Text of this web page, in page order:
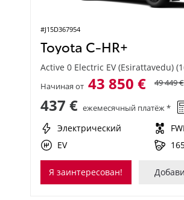
#J15D367954
Toyota C-HR+
Active 0 Electric EV (Esirattavedu)
Начиная от 43 850 € 49 449 €
437 € ежемесячный платёж *
Электрический
EV
Я заинтересован!